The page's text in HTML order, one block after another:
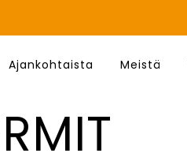
Ajankohtaista Meistä